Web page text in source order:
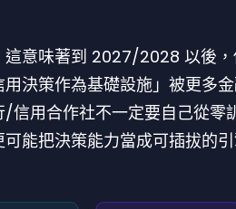
這意味著到 2027/2028 以後
用決策作為基礎設施」被更多
/信用合作社不一定要自己從零
能把決策能力當成可插拔的